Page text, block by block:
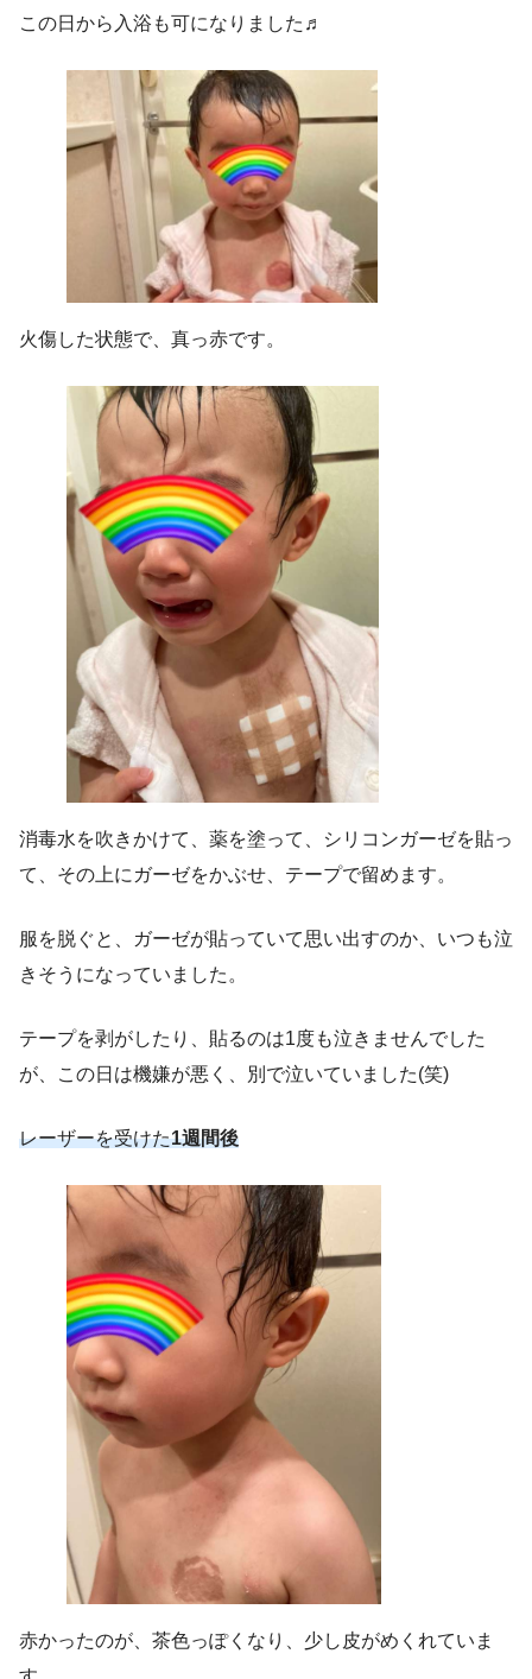
この日から入浴も可になりました♬
火傷した状態で、真っ赤です。
消毒水を吹きかけて、薬を塗って、シリコンガーゼを貼っ
て、その上にガーゼをかぶせ、テープで留めます。
服を脱ぐと、ガーゼが貼っていて思い出すのか、いつも泣
きそうになっていました。
テープを剥がしたり、貼るのは1度も泣きませんでした
が、この日は機嫌が悪く、別で泣いていました(笑)
レーザーを受けた1週間後
赤かったのが、茶色っぽくなり、少し皮がめくれていま